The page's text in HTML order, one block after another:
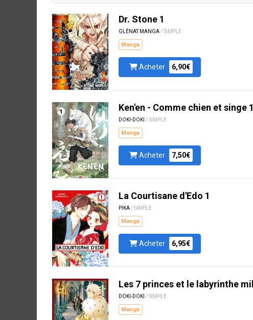
Dr. Stone 1
GLÉNAT MANGA / SIMPLE
Manga
Acheter 6,90€
Ken'en - Comme chien et singe 1
DOKI-DOKI / SIMPLE
Manga
Acheter 7,50€
La Courtisane d'Edo 1
PIKA / SIMPLE
Manga
Acheter 6,95€
Les 7 princes et le labyrinthe
DOKI-DOKI / SIMPLE
Manga